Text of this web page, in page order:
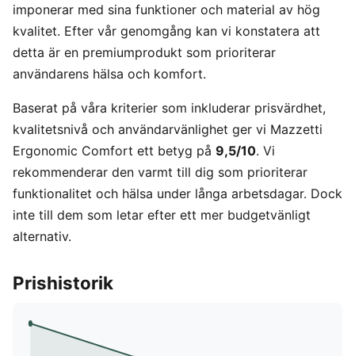
imponerar med sina funktioner och material av hög
kvalitet. Efter vår genomgång kan vi konstatera att
detta är en premiumprodukt som prioriterar
användarens hälsa och komfort.
Baserat på våra kriterier som inkluderar prisvärdhet,
kvalitetsnivå och användarvänlighet ger vi Mazzetti
Ergonomic Comfort ett betyg på 9,5/10. Vi
rekommenderar den varmt till dig som prioriterar
funktionalitet och hälsa under långa arbetsdagar. Dock
inte till dem som letar efter ett mer budgetvänligt
alternativ.
Prishistorik